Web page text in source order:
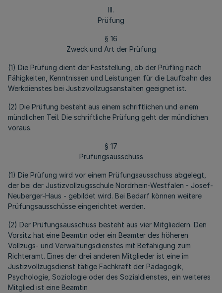
III.
Prüfung
§ 16
Zweck und Art der Prüfung
(1) Die Prüfung dient der Feststellung, ob der Prüfling nach
Fähigkeiten, Kenntnissen und Leistungen für die Laufbahn des
Werkdienstes bei Justizvollzugsanstalten geeignet ist.
(2) Die Prüfung besteht aus einem schriftlichen und einem
mündlichen Teil. Die schriftliche Prüfung geht der mündlichen
voraus.
§ 17
Prüfungsausschuss
(1) Die Prüfung wird vor einem Prüfungsausschuss abgelegt,
der bei der Justizvollzugsschule Nordrhein-Westfalen - Josef-
Neuberger-Haus - gebildet wird. Bei Bedarf können weitere
Prüfungsausschüsse eingerichtet werden.
(2) Der Prüfungsausschuss besteht aus vier Mitgliedern. Den
Vorsitz hat eine Beamtin oder ein Beamter des höheren
Vollzugs- und Verwaltungsdienstes mit Befähigung zum
Richteramt. Eines der drei anderen Mitglieder ist eine im
Justizvollzugsdienst tätige Fachkraft der Pädagogik,
Psychologie, Soziologie oder des Sozialdienstes, ein weiteres
Mitglied ist eine Beamtin